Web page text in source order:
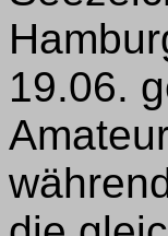
19.06.